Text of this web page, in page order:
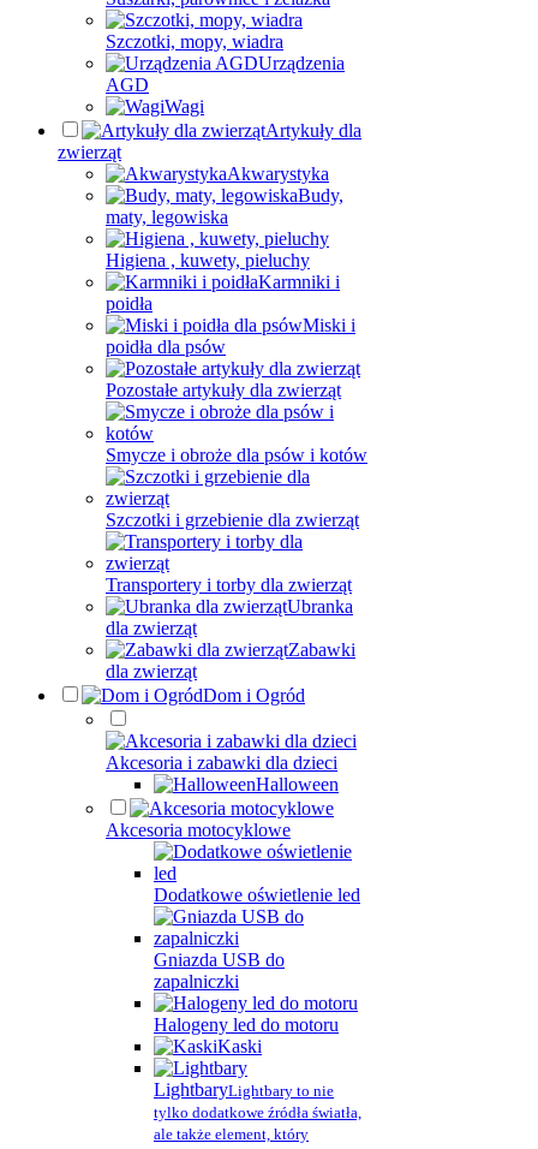
Szczotki, mopy, wiadra
Urządzenia
AGD
Wagi
Artykuły dla
zwierząt
Akwarystyka
Budy,
maty, legowiska
Higiena , kuwety, pieluchy
Karmniki i
poidła
Miski i
poidła dla psów
Pozostałe artykuły dla zwierząt
Smycze i obroże dla psów i kotów
Szczotki i grzebienie dla zwierząt
Transportery i torby dla zwierząt
Ubranka
dla zwierząt
Zabawki
dla zwierząt
Dom i Ogród
Akcesoria i zabawki dla dzieci
Halloween
Akcesoria motocyklowe
Dodatkowe oświetlenie led
Gniazda USB do
zapalniczki
Halogeny led do motoru
Kaski
LightbaryLightbary to nie
tylko dodatkowe źródła światła,
ale także element, który